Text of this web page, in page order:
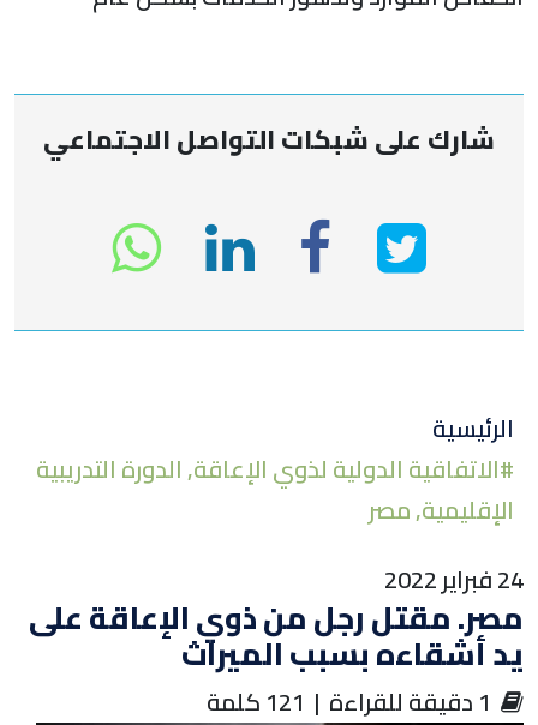
شارك على شبكات التواصل الاجتماعي
انشر
على
انشر
في
انشر
على
إن
الرئيسية
الاتفاقية الدولية لذوي الإعاقة,الدورة التدريبية
الإقليمية,مصر
24 فبراير 2022
مصر. مقتل رجل من ذوي الإعاقة على
يد أشقاءه بسبب الميراث
‏ 1 دقيقة للقراءة | 121 كلمة